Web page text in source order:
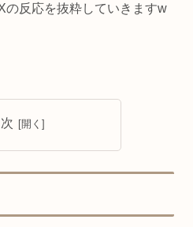
の反応を抜粋していきますw